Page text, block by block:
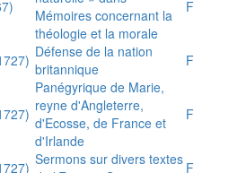
Mémoires concernant la
théologie et la morale
F
Défense de la nation
britannique
F
Panégyrique de Marie,
reyne d'Angleterre,
d'Ecosse, de France et
d'Irlande
F
Sermons sur divers textes F